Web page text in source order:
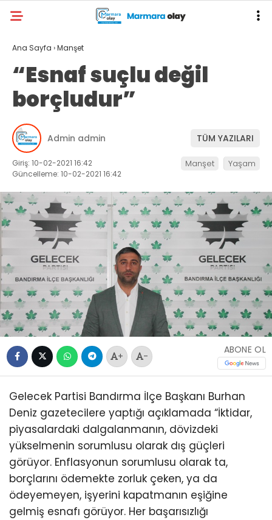
Ana Sayfa ›Manşet
“Esnaf suçlu değil
borçludur”
Admin admin TÜM YAZILARI
Giriş: 10-02-2021 16:42
Güncelleme: 10-02-2021 16:42
Manşet Yaşam
+ -
ABONE OL
Gelecek Partisi Bandırma İlçe Başkanı Burhan
Deniz gazetecilere yaptığı açıklamada “İktidar,
piyasalardaki dalgalanmanın, dövizdeki
yükselmenin sorumlusu olarak dış güçleri
görüyor. Enflasyonun sorumlusu olarak ta,
borçlarını ödemekte zorluk çeken, ya da
ödeyemeyen, işyerini kapatmanın eşiğine
gelmiş esnafı görüyor. Her başarısızlığı